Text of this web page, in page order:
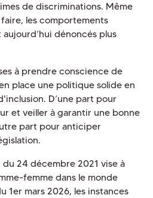
de discriminations. Même
les comportements
dénoncés plus
à prendre conscience de
place une politique solide en
D’une part pour
et veiller à garantir une bonne
part pour anticiper
du 24 décembre 2021 vise à
femme dans le monde
1er mars 2026, les instances